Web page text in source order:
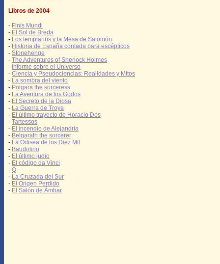
Libros de 2004
- Finis Mundi
- El Sol de Breda
- Los templarios y la Mesa de Salomón
- Historia de España contada para escépticos
- Stonehenge
- The Adventures of Sherlock Holmes
- Informe sobre el Universo
- Ciencia y Pseudociencias: Realidades y Mitos
- La sombra del viento
- Polgara the sorceress
- La Aventura de los Godos
- El Secreto de la Diosa
- La Guerra de Troya
- El último trayecto de Horacio Dos
- Tartessos
- El incendio de Alejandría
- Belgarath the sorcerer
- La Odisea de los Diez Mil
- Baudolino
- El último judio
- El código da Vinci
- Q
- La Cruzada del Sur
- El Origen Perdido
- El Salón de Ámbar